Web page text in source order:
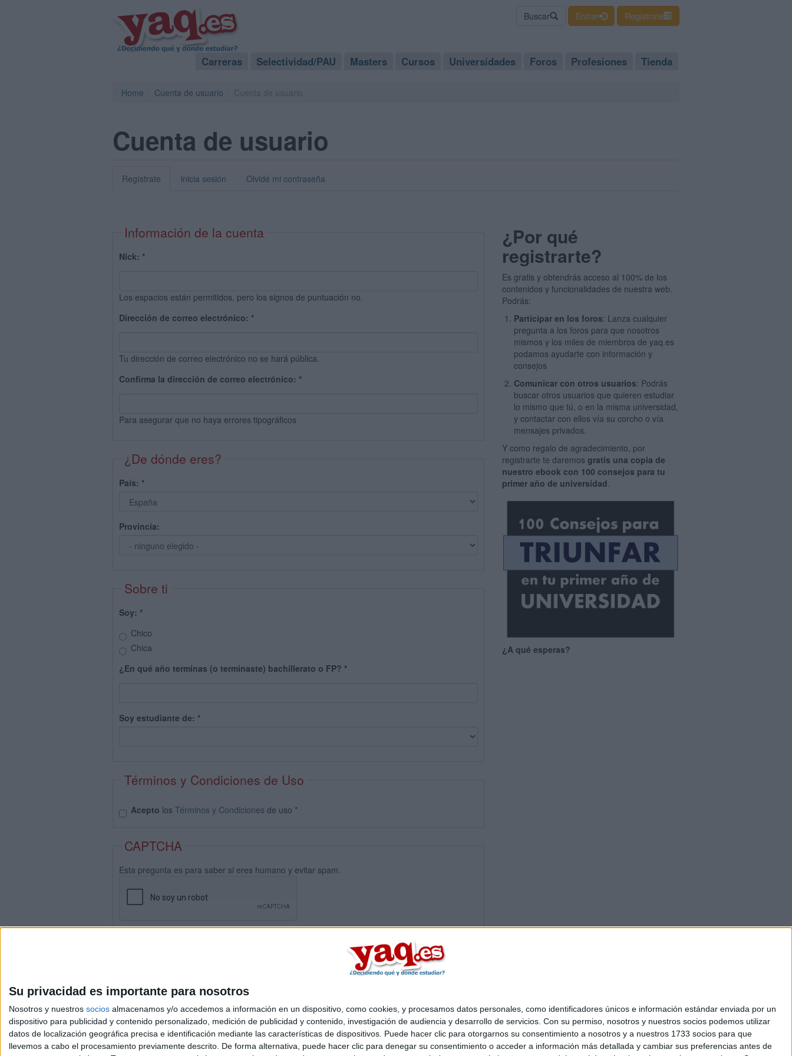
Su privacidad es importante para nosotros
Nosotros y nuestros socios almacenamos y/o accedemos a información en un dispositivo, como cookies, y procesamos datos personales, como identificadores únicos e información estándar enviada por un
dispositivo para publicidad y contenido personalizado, medición de publicidad y contenido, investigación de audiencia y desarrollo de servicios. Con su permiso, nosotros y nuestros socios podemos utilizar
datos de localización geográfica precisa e identificación mediante las características de dispositivos. Puede hacer clic para otorgarnos su consentimiento a nosotros y a nuestros 1733 socios para que
llevemos a cabo el procesamiento previamente descrito. De forma alternativa, puede hacer clic para denegar su consentimiento o acceder a información más detallada y cambiar sus preferencias antes de
Buscar Entrar Regístrate
Carreras Selectividad/PAU Masters Cursos Universidades Foros Profesiones Tienda
Home Cuenta de usuario
Cuenta de usuario
Regístrate inicia sesión Olvidé mi contraseña
Información de la cuenta
Nick: *
Los espacios están permitidos, pero los signos de puntuación no.
Dirección de correo electrónico: *
Tu dirección de correo electrónico no se hará pública.
Confirma la dirección de correo electrónico: *
Para asegurar que no haya errores tipográficos
¿De dónde eres?
País: *
Provincia:
Sobre ti
Soy: *
Chico
Chica
¿En qué año terminas (o terminaste) bachillerato o FP? *
Soy estudiante de: *
Términos y Condiciones de Uso
Acepto los Términos y Condiciones de uso *
CAPTCHA
Esta pregunta es para saber si eres humano y evitar spam.
¿Por qué
registrarte?
Es gratis y obtendrás acceso al 100% de los
contenidos y funcionalidades de nuestra web.
Podrás:
Participar en los foros: Lanza cualquier
pregunta a los foros para que nosotros
mismos y los miles de miembros de yaq.es
podamos ayudarte con información y
consejos
Comunicar con otros usuarios: Podrás
buscar otros usuarios que quieren estudiar
lo mismo que tú, o en la misma universidad,
y contactar con ellos vía su corcho o vía
mensajes privados.
Y como regalo de agradecimiento, por
registrarte te daremosgratis una copia de
nuestro ebook con 100 consejos para tu
primer año de universidad.
¿A qué esperas?
Quiénes somos |Contactar| Anúnciate
Aviso legal|Politica de privacidad|Condiciones generales|Política de cookies